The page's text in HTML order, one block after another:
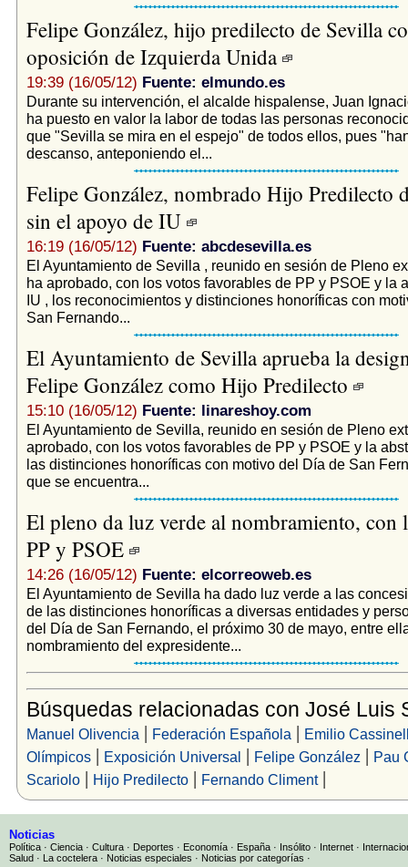
Felipe González, hijo predilecto de Sevilla
oposición de Izquierda Unida
19:39 (16/05/12) Fuente: elmundo.es
Durante su intervención, el alcalde hispalense, Juan
ha puesto en valor la labor de todas las personas
que "Sevilla se mira en el espejo" de todos ellos, pues
descanso, anteponiendo el...
Felipe González, nombrado Hijo Predilecto
sin el apoyo de IU
16:19 (16/05/12) Fuente: abcdesevilla.es
El Ayuntamiento de Sevilla , reunido en sesión de Pleno
ha aprobado, con los votos favorables de PP y PSOE y la
IU , los reconocimientos y distinciones honoríficas con
San Fernando...
El Ayuntamiento de Sevilla aprueba la
Felipe González como Hijo Predilecto
15:10 (16/05/12) Fuente: linareshoy.com
El Ayuntamiento de Sevilla, reunido en sesión de Pleno
aprobado, con los votos favorables de PP y PSOE y la
las distinciones honoríficas con motivo del Día de San
que se encuentra...
El pleno da luz verde al nombramiento, con
PP y PSOE
14:26 (16/05/12) Fuente: elcorreoweb.es
El Ayuntamiento de Sevilla ha dado luz verde a las
de las distinciones honoríficas a diversas entidades y
del Día de San Fernando, el próximo 30 de mayo, entre
nombramiento del expresidente...
Búsquedas relacionadas con José Luis
Manuel Olivencia | Federación Española | Emilio
Olímpicos| Exposición Universal | Felipe González | Pau
Scariolo| Hijo Predilecto| Fernando Climent|
Noticias
Política · Ciencia · Cultura · Deportes · Economía · España · Insólito · Internet ·
Salud · La coctelera · Noticias especiales · Noticias por categorías ·